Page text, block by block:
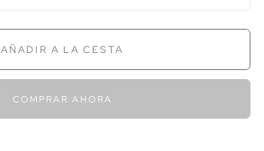
AÑADIR A LA CESTA
COMPRAR AHORA